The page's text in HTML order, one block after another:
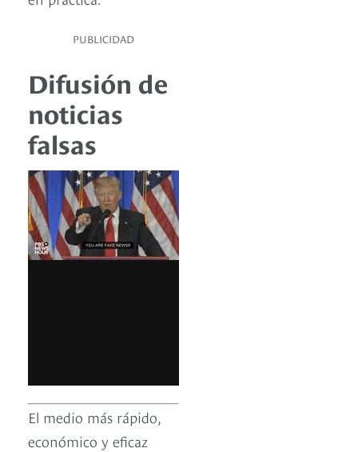
PUBLICIDAD
Difusión de
noticias
falsas
El medio más rápido,
económico y eficaz